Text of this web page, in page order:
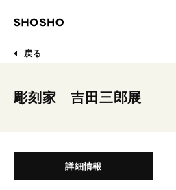
戻る
彫刻家 吉田三郎展
詳細情報